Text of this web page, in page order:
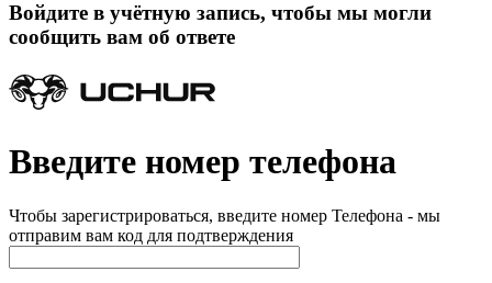
Войдите в учётную запись, чтобы мы могли
сообщить вам об ответе
Введите номер телефона
Чтобы зарегистрироваться, введите номер Телефона - мы
отправим вам код для подтверждения